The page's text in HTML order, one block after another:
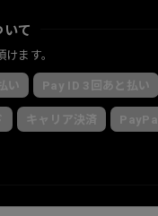
て
ます。
い Pay ID 3回あと払い
キャリア決済 PayPal